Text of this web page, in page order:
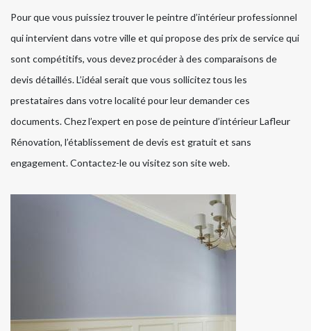
Pour que vous puissiez trouver le peintre d’intérieur professionnel
qui intervient dans votre ville et qui propose des prix de service qui
sont compétitifs, vous devez procéder à des comparaisons de
devis détaillés. L’idéal serait que vous sollicitez tous les
prestataires dans votre localité pour leur demander ces
documents. Chez l’expert en pose de peinture d’intérieur Lafleur
Rénovation, l’établissement de devis est gratuit et sans
engagement. Contactez-le ou visitez son site web.